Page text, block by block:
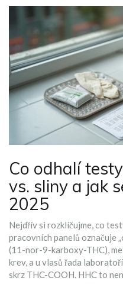
Co odhalí
vs. sliny a jak
2025
Nejdřív si rozklíčujme, co
pracovních panelů označuje
(11-nor-9-karboxy-THC),
krev, a u vlasů řada
skrz THC-COOH. HHC to